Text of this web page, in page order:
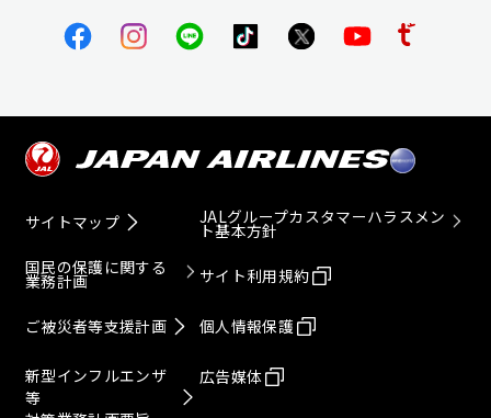
サイトマップ
国民の保護に関する
業務計画
ご被災者等支援計画
新型インフルエンザ
等
JALグループカスタマーハラスメン
ト基本方針
サイト利用規約
個人情報保護
広告媒体